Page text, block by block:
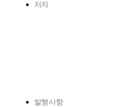
저자
발행사항